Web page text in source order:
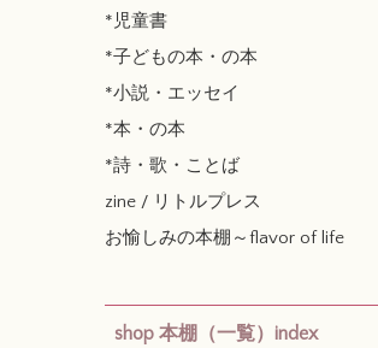
*児童書
*子どもの本・の本
*小説・エッセイ
*本・の本
*詩・歌・ことば
zine / リトルプレス
お愉しみの本棚～flavor of life
shop 本棚（一覧）index